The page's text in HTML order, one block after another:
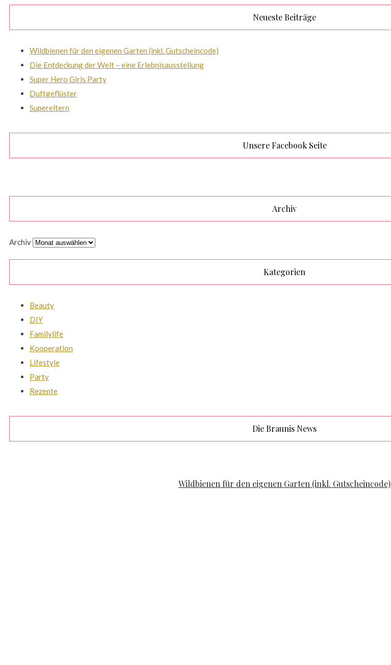
Neueste Beiträge
Wildbienen für den eigenen Garten (inkl. Gutscheincode)
Die Entdeckung der Welt – eine Erlebnisausstellung
Super Hero Girls Party
Duftgeflüster
Supereltern
Unsere Facebook Seite
Archiv
Archiv
Kategorien
Beauty
DIY
Familylife
Kooperation
Lifestyle
Party
Rezepte
Die Braunis News
Wildbienen für den eigenen Garten (inkl. Gutscheincode)